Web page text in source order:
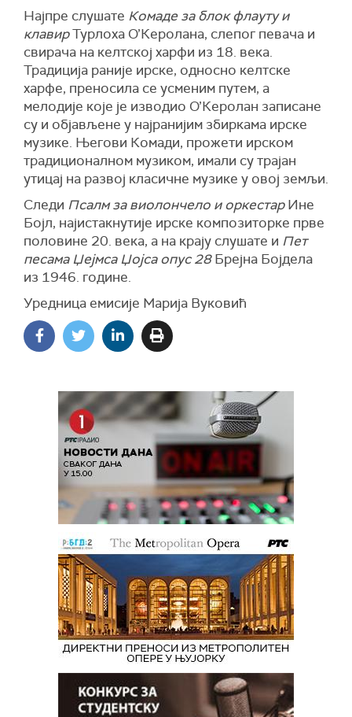
Најпре слушате Комаде за блок флауту и
клавирТурлоха О’Керолана, слепог певача и
свирача на келтској харфи из 18. века.
Традиција раније ирске, односно келтске
харфе, преносила се усменим путем, а
мелодије које је изводио О’Керолан записане
су и објављене у најранијим збиркама ирске
музике. Његови Комади, прожети ирском
традиционалном музиком, имали су трајан
утицај на развој класичне музике у овој земљи.
Следи Псалм за виолончело и оркестарИне
Бојл, најистакнутије ирске композиторке прве
половине 20. века, а на крају слушате и Пет
песама Џејмса Џојса опус 28Брејна Бојдела
из 1946. године.
Уредница емисије Марија Вуковић